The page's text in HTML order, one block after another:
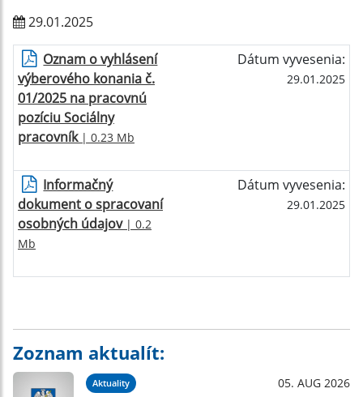
29.01.2025
Oznam o vyhlásení
výberového konania č.
01/2025 na pracovnú
pozíciu Sociálny
pracovník| 0.23 Mb
Dátum vyvesenia:
29.01.2025
Informačný
dokument o spracovaní
osobných údajov| 0.2
Mb
Dátum vyvesenia:
29.01.2025
Zoznam aktualít:
Aktuality 05. AUG 2026